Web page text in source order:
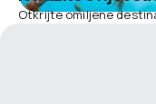
Otkrijte omiljene